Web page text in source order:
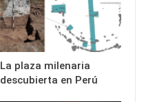
La plaza milenaria
descubierta en Perú